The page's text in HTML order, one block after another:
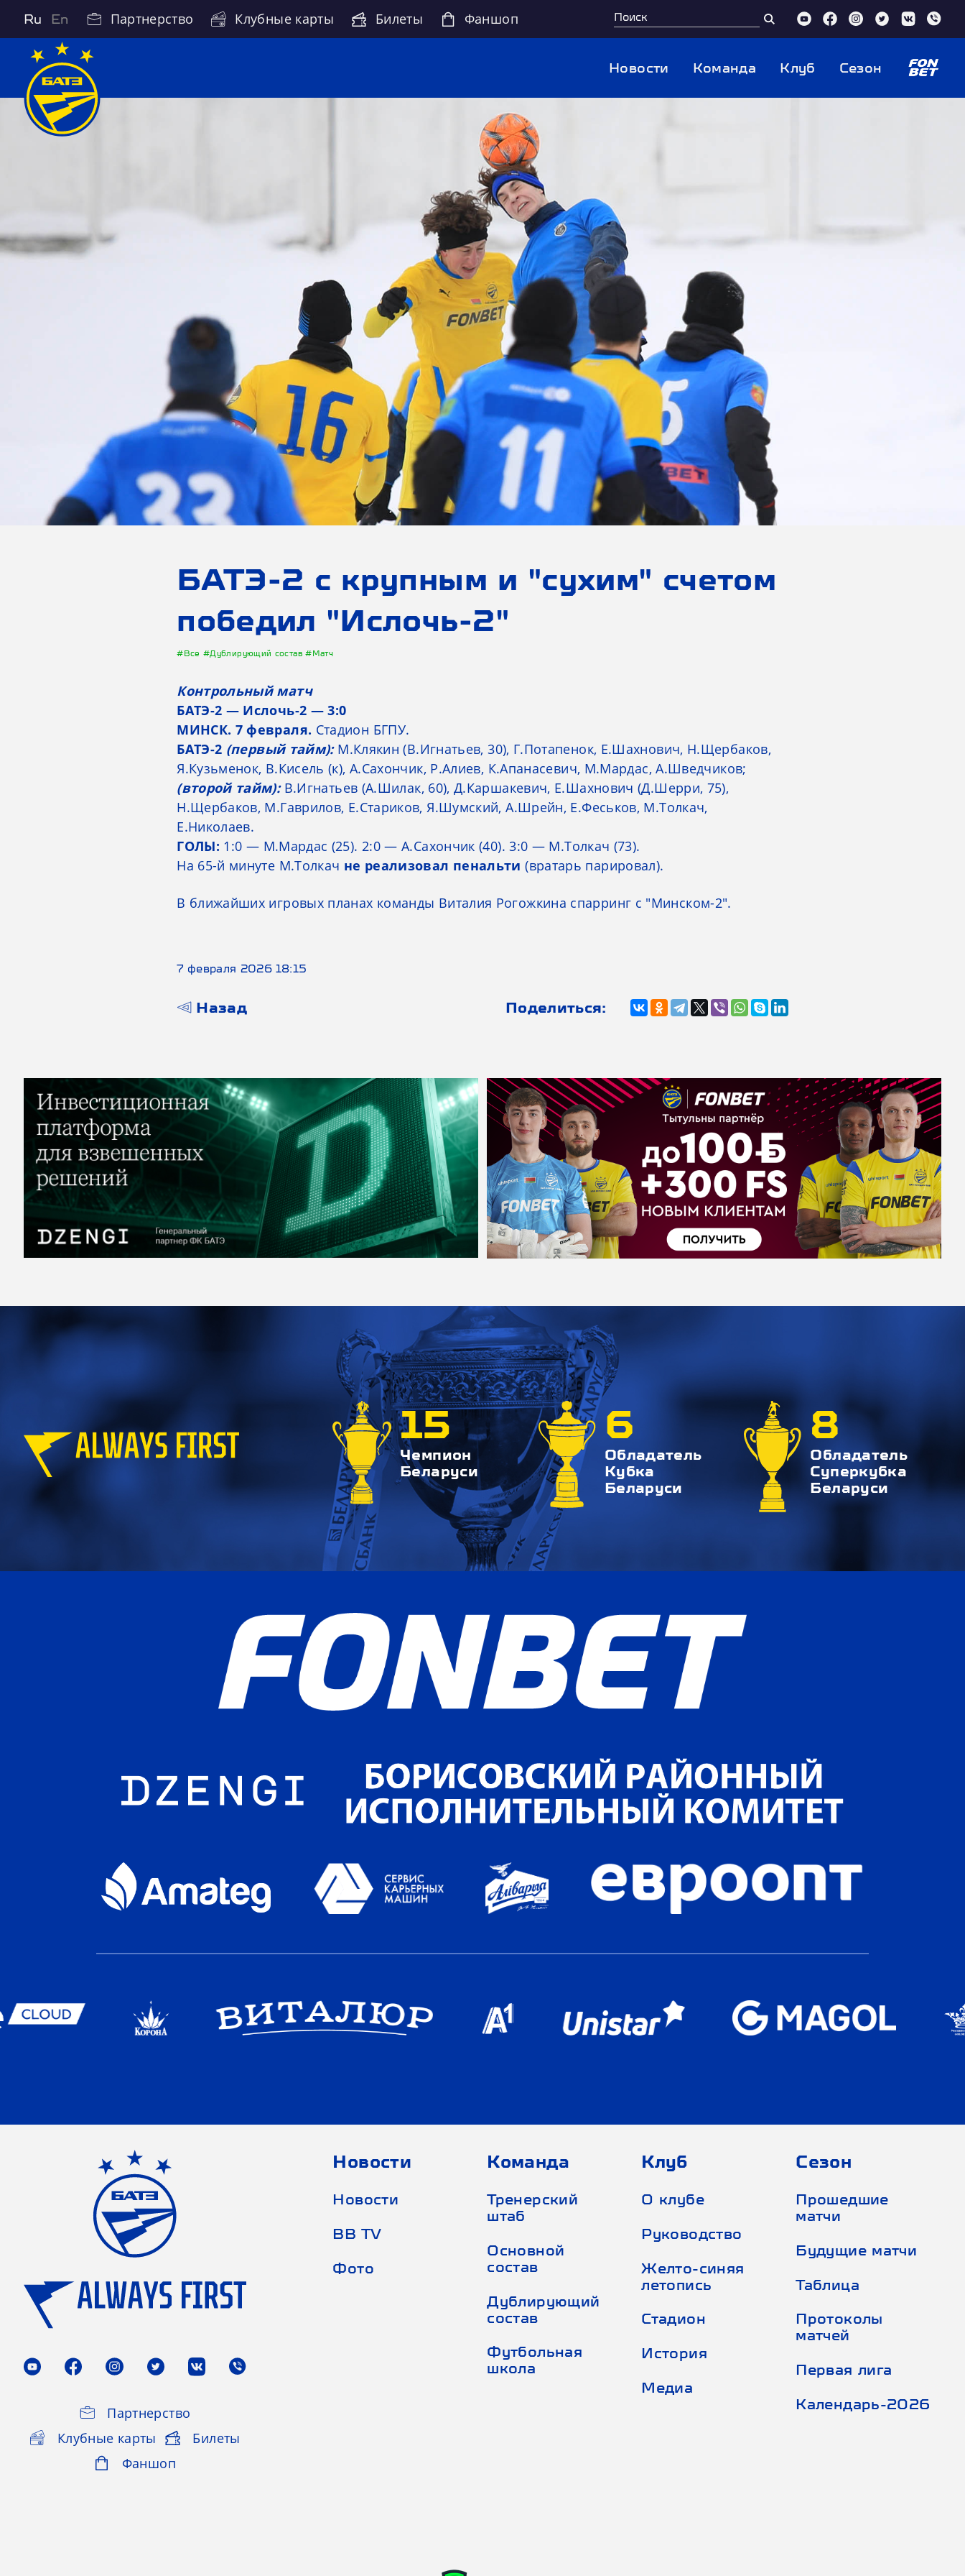
Ru En Партнерство Клубные карты Билеты Фаншоп
Новости Команда Клуб Сезон
БАТЭ-2 с крупным и "сухим" счетом
победил "Ислочь-2"
#Все #Дублирующий состав#Матч
Контрольный матч
БАТЭ-2 — Ислочь-2 — 3:0
МИНСК. 7 февраля. Стадион БГПУ.
БАТЭ-2 (первый тайм): М.Клякин (В.Игнатьев, 30), Г.Потапенок, Е.Шахнович, Н.Щербаков,
Я.Кузьменок, В.Кисель (к), А.Сахончик, Р.Алиев, К.Апанасевич, М.Мардас, А.Шведчиков;
(второй тайм): В.Игнатьев (А.Шилак, 60), Д.Каршакевич, Е.Шахнович (Д.Шерри, 75),
Н.Щербаков, М.Гаврилов, Е.Стариков, Я.Шумский, А.Шрейн, Е.Феськов, М.Толкач,
Е.Николаев.
ГОЛЫ: 1:0 — М.Мардас (25). 2:0 — А.Сахончик (40). 3:0 — М.Толкач (73).
На 65-й минуте М.Толкач не реализовал пенальти (вратарь парировал).
В ближайших игровых планах команды Виталия Рогожкина спарринг с "Минском-2".
7 февраля 2026 18:15
Назад Поделиться:
15
Чемпион
Беларуси
6
Обладатель
Кубка
Беларуси
8
Обладатель
Суперкубка
Беларуси
Партнерство
Клубные карты
Билеты
Фаншоп
Новости
Новости
BB TV
Фото
Команда
Тренерский
штаб
Основной
состав
Дублирующий
состав
Футбольная
школа
Клуб
О клубе
Руководство
Желто-синяя
летопись
Стадион
История
Медиа
Сезон
Прошедшие
матчи
Будущие матчи
Таблица
Протоколы
матчей
Первая лига
Календарь-2026